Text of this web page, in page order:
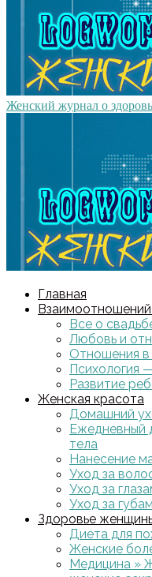
Женский журнал о
Главная
Все о
Любовь и
Отношения в
Психология
Развитие
Женская красота
Домашний
Ежедневный
тела
Нанесение
Уход за
Уход за
Уход за
Здоровье
Диета для
Женские
Медицина »